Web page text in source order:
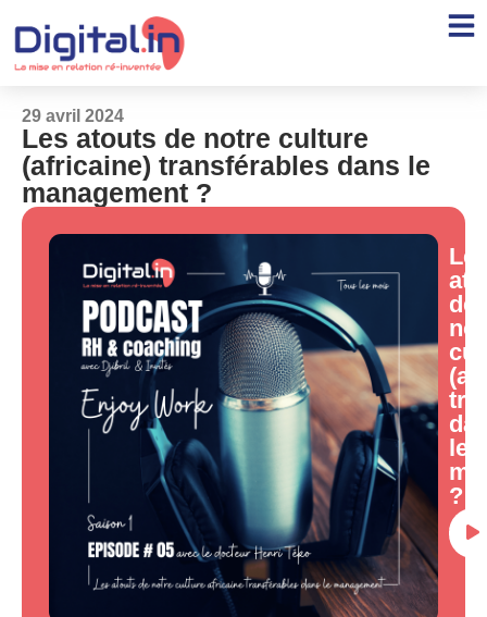
29 avril 2024
Les atouts de notre culture
(africaine) transférables dans le
management ?
de
le
?